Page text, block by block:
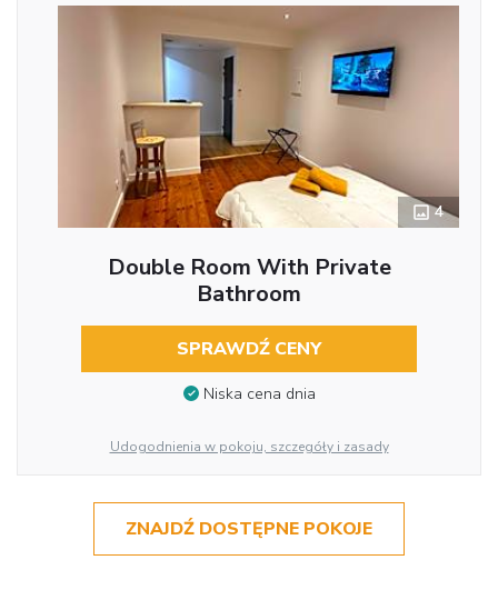
4
Double Room With Private
Bathroom
SPRAWDŹ CENY
Niska cena dnia
Udogodnienia w pokoju, szczegóły i zasady
ZNAJDŹ DOSTĘPNE POKOJE